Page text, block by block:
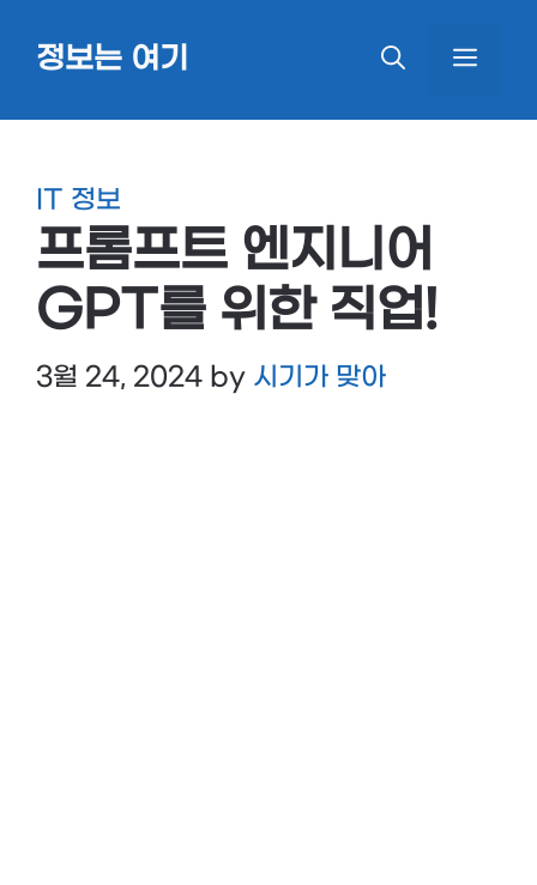
정보는 여기
IT 정보
프롬프트 엔지니어
GPT를 위한 직업!
3월 24, 2024 by 시기가 맞아